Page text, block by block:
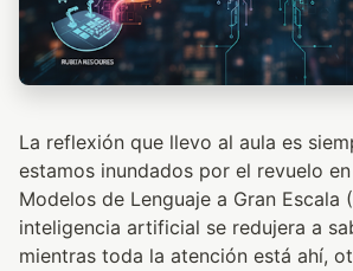
La reflexión que llevo al aula es
estamos inundados por el revuelo
Modelos de Lenguaje a Gran Escala
inteligencia artificial se redujera a
mientras toda la atención está ahí,